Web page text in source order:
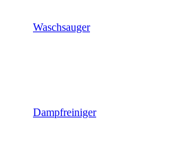
Waschsauger
Dampfreiniger